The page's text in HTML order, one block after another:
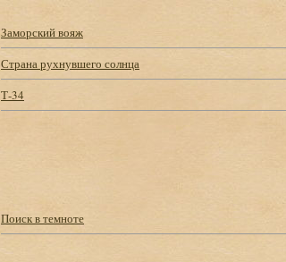
Заморский вояж
Страна рухнувшего солнца
Т-34
Поиск в темноте